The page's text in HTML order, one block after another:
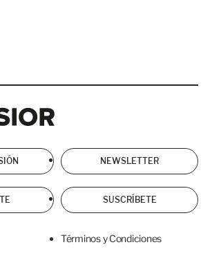
NEWSLETTER
SUSCRÍBETE
Términos y Condiciones